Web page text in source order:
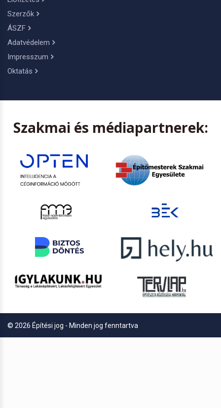
Szerzők
ÁSZF
Adatvédelem
Impresszum
Oktatás
Szakmai és médiapartnerek:
© 2026 Építési jog - Minden jog fenntartva